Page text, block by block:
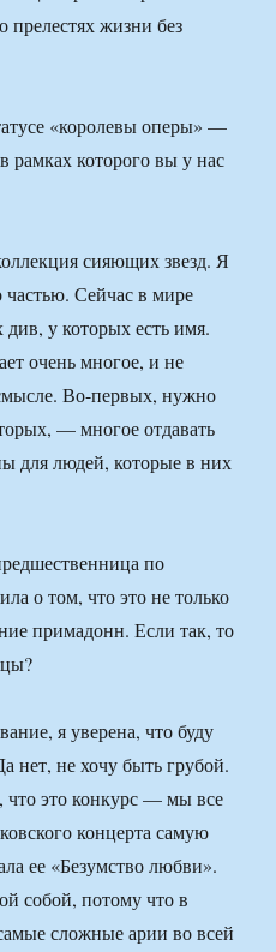
прелестях жизни без
«королевы оперы» —
рамках которого вы у нас
сияющих звезд. Я
частью. Сейчас в мире
див, у которых есть имя.
очень многое, и не
Во-первых, нужно
— многое отдавать
для людей, которые в них
по
о том, что это не только
примадонн. Если так, то
я уверена, что буду
нет, не хочу быть грубой.
это конкурс — мы все
концерта самую
ее «Безумство любви».
собой, потому что в
сложные арии во всей